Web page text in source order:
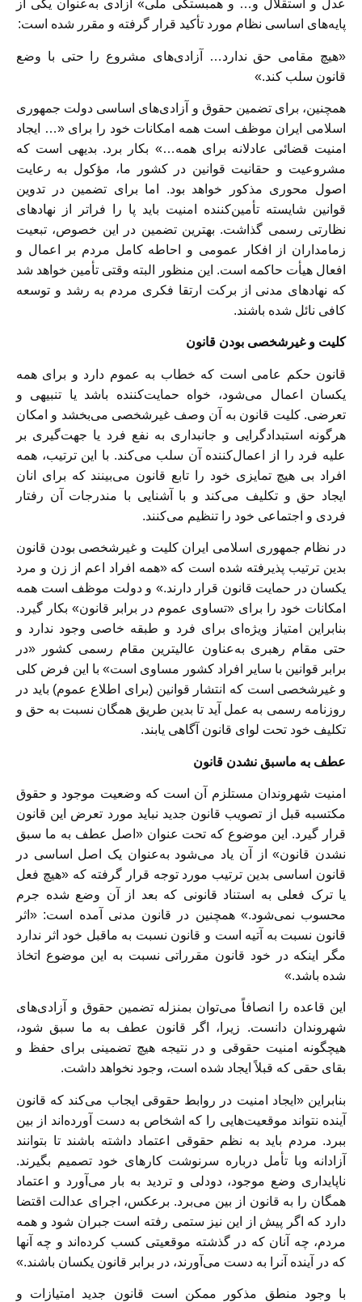
عدل و استقلال و… و همبستگی ملی» آزادی به‌عنوان یکی از
پایه‌های اساسی نظام مورد تأکید قرار گرفته و مقرر شده است:
«هیچ مقامی حق ندارد… آزادی‌های مشروع را حتی با وضع
قانون سلب کند.»
همچنین، برای تضمین حقوق و آزادی‌های اساسی دولت جمهوری
اسلامی ایران موظف است همه امکانات خود را برای «… ایجاد
امنیت قضائی عادلانه برای همه…» بکار برد. بدیهی است که
مشروعیت و حقانیت قوانین در کشور ما، مؤکول به رعایت
اصول محوری مذکور خواهد بود. اما برای تضمین در تدوین
قوانین شایسته تأمین‌کننده امنیت باید پا را فراتر از نهادهای
نظارتی رسمی گذاشت. بهترین تضمین در این خصوص، تبعیت
زمامداران از افکار عمومی و احاطه کامل مردم بر اعمال و
افعال هیأت حاکمه است. این منظور البته وقتی تأمین خواهد شد
که نهادهای مدنی از برکت ارتقا فکری مردم به رشد و توسعه
کافی نائل شده باشند.
کلیت و غیرشخصی بودن قانون
قانون حکم عامی است که خطاب به عموم دارد و برای همه
یکسان اعمال می‌شود، خواه حمایت‌کننده باشد یا تنبیهی و
تعرضی. کلیت قانون به آن وصف غیرشخصی می‌بخشد و امکان
هرگونه استبدادگرایی و جانبداری به نفع فرد یا جهت‌گیری بر
علیه فرد را از اعمال‌کننده آن سلب می‌کند. با این ترتیب، همه
افراد بی هیچ تمایزی خود را تابع قانون می‌بینند که برای انان
ایجاد حق و تکلیف می‌کند و با آشنایی با مندرجات آن رفتار
فردی و اجتماعی خود را تنظیم می‌کنند.
در نظام جمهوری اسلامی ایران کلیت و غیرشخصی بودن قانون
بدین ترتیب پذیرفته شده است که «همه افراد اعم از زن و مرد
یکسان در حمایت قانون قرار دارند.» و دولت موظف است همه
امکانات خود را برای «تساوی عموم در برابر قانون» بکار گیرد.
بنابراین امتیاز ویژه‌ای برای فرد و طبقه خاصی وجود ندارد و
حتی مقام رهبری به‌عناون عالیترین مقام رسمی کشور «در
برابر قوانین با سایر افراد کشور مساوی است» با این فرض کلی
و غیرشخصی است که انتشار قوانین (برای اطلاع عموم) باید در
روزنامه رسمی به عمل آید تا بدین طریق همگان نسبت به حق و
تکلیف خود تحت لوای قانون آگاهی یابند.
عطف به ماسبق نشدن قانون
امنیت شهروندان مستلزم آن است که وضعیت موجود و حقوق
مکتسبه قبل از تصویب قانون جدید نباید مورد تعرض این قانون
قرار گیرد. این موضوع که تحت عنوان «اصل عطف به ما سبق
نشدن قانون» از آن یاد می‌شود به‌عنوان یک اصل اساسی در
قانون اساسی بدین ترتیب مورد توجه قرار گرفته که «هیچ فعل
یا ترک فعلی به استناد قانونی که بعد از آن وضع شده جرم
محسوب نمی‌شود.» همچنین در قانون مدنی آمده است: «اثر
قانون نسبت به آتیه است و قانون نسبت به ماقبل خود اثر ندارد
مگر اینکه در خود قانون مقرراتی نسبت به این موضوع اتخاذ
شده باشد.»
این قاعده را انصافاً می‌توان بمنزله تضمین حقوق و آزادی‌های
شهروندان دانست. زیرا، اگر قانون عطف به ما سبق شود،
هیچگونه امنیت حقوقی و در نتیجه هیچ تضمینی برای حفظ و
بقای حقی که قبلاً ایجاد شده است، وجود نخواهد داشت.
بنابراین «ایجاد امنیت در روابط حقوقی ایجاب می‌کند که قانون
آینده نتواند موقعیت‌هایی را که اشخاص به دست آورده‌اند از بین
ببرد. مردم باید به نظم حقوقی اعتماد داشته باشند تا بتوانند
آزادانه وبا تأمل درباره سرنوشت کارهای خود تصمیم بگیرند.
ناپایداری وضع موجود، دودلی و تردید به بار می‌آورد و اعتماد
همگان را به قانون از بین می‌برد. برعکس، اجرای عدالت اقتضا
دارد که اگر پیش از این نیز ستمی رفته است جبران شود و همه
مردم، چه آنان که در گذشته موقعیتی کسب کرده‌اند و چه آنها
که در آینده آنرا به دست می‌آورند، در برابر قانون یکسان باشند.»
با وجود منطق مذکور ممکن است قانون جدید امتیازات و